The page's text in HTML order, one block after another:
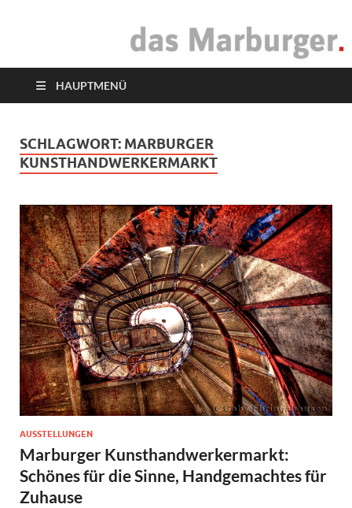
das Marburger.
HAUPTMENÜ
SCHLAGWORT: MARBURGER
KUNSTHANDWERKERMARKT
AUSSTELLUNGEN
Marburger Kunsthandwerkermarkt:
Schönes für die Sinne, Handgemachtes für
Zuhause